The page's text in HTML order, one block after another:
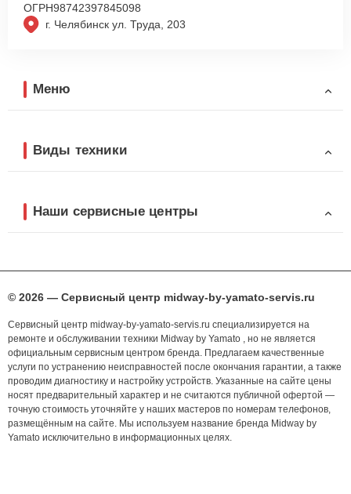
г. Челябинск ул. Труда, 203
ОГРН98742397845098
Меню
Виды техники
Наши сервисные центры
© 2026 — Сервисный центр midway-by-yamato-servis.ru
Сервисный центр midway-by-yamato-servis.ru специализируется на
ремонте и обслуживании техники Midway by Yamato , но не является
официальным сервисным центром бренда. Предлагаем качественные
услуги по устранению неисправностей после окончания гарантии, а также
проводим диагностику и настройку устройств. Указанные на сайте цены
носят предварительный характер и не считаются публичной офертой —
точную стоимость уточняйте у наших мастеров по номерам телефонов,
размещённым на сайте. Мы используем название бренда Midway by
Yamato исключительно в информационных целях.